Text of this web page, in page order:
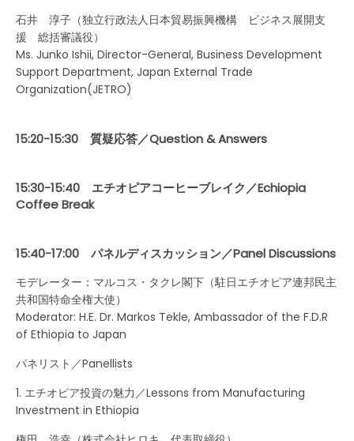
石井 淳子（独立行政法人日本貿易振興機構 ビジネス展開支
援 総括審議役）
Ms. Junko Ishii, Director-General, Business Development
Support Department, Japan External Trade
Organization(JETRO)
15:20-15:30 質疑応答／Question & Answers
15:30-15:40 エチオピアコーヒーブレイク／Echiopia
Coffee Break
15:40-17:00 パネルディスカッション／Panel Discussions
モデレーター：マルコス・タクレ閣下（駐日エチオピア連邦民主
共和国特命全権大使）
Moderator: H.E. Dr. Markos Tekle, Ambassador of the F.D.R
of Ethiopia to Japan
パネリスト／Panellists
1. エチオピア投資の魅力／Lessons from Manufacturing
Investment in Ethiopia